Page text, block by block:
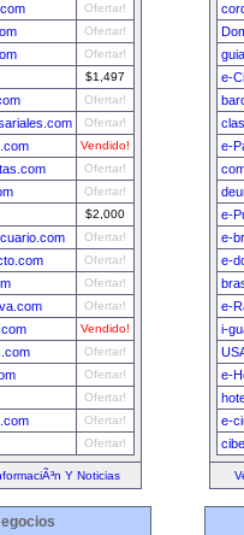
Ofertar!
Ofertar!
Ofertar!
$1,497
Ofertar!
Ofertar!
Vendido!
Ofertar!
Ofertar!
$2,000
Ofertar!
Ofertar!
Ofertar!
Ofertar!
Vendido!
Ofertar!
Ofertar!
Ofertar!
Ofertar!
Ofertar!
Y Noticias
e-
e-
e-
e-
e-
e-
i-
e-
e-